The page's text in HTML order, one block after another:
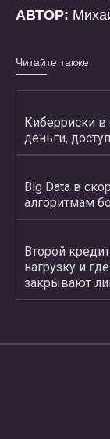
АВТОР:
Читайте также
Киберриски в
деньги,
Big Data в
алгоритмам
Второй
нагрузку и
закрывают